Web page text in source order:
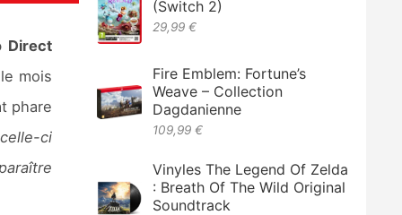
Direct
mois
phare
ci
(Switch 2)
29,99 €
Fire Emblem: Fortune’s
Weave – Collection
Dagdanienne
109,99 €
Vinyles The Legend Of Zelda
: Breath Of The Wild Original
Soundtrack